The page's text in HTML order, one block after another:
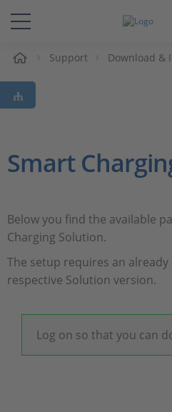
Lösungen & Produkte
Support
Unternehmen
Karriere
Support Download &
Smart
Below you find the available
Charging Solution.
The setup requires an
respective Solution version.
Log on so that you can